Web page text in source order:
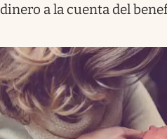
dinero a la cuenta del